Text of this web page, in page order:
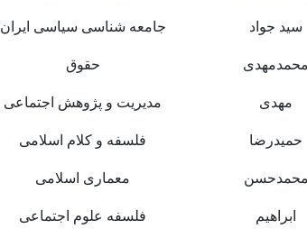
سید جواد جامعه شناسی سیاسی ایران
محمدمهدی حقوق
مهدی مدیریت و پژوهش اجتماعی
حمیدرضا فلسفه و کلام اسلامی
محمدحسن معماری اسلامی
ابراهیم فلسفه علوم اجتماعی